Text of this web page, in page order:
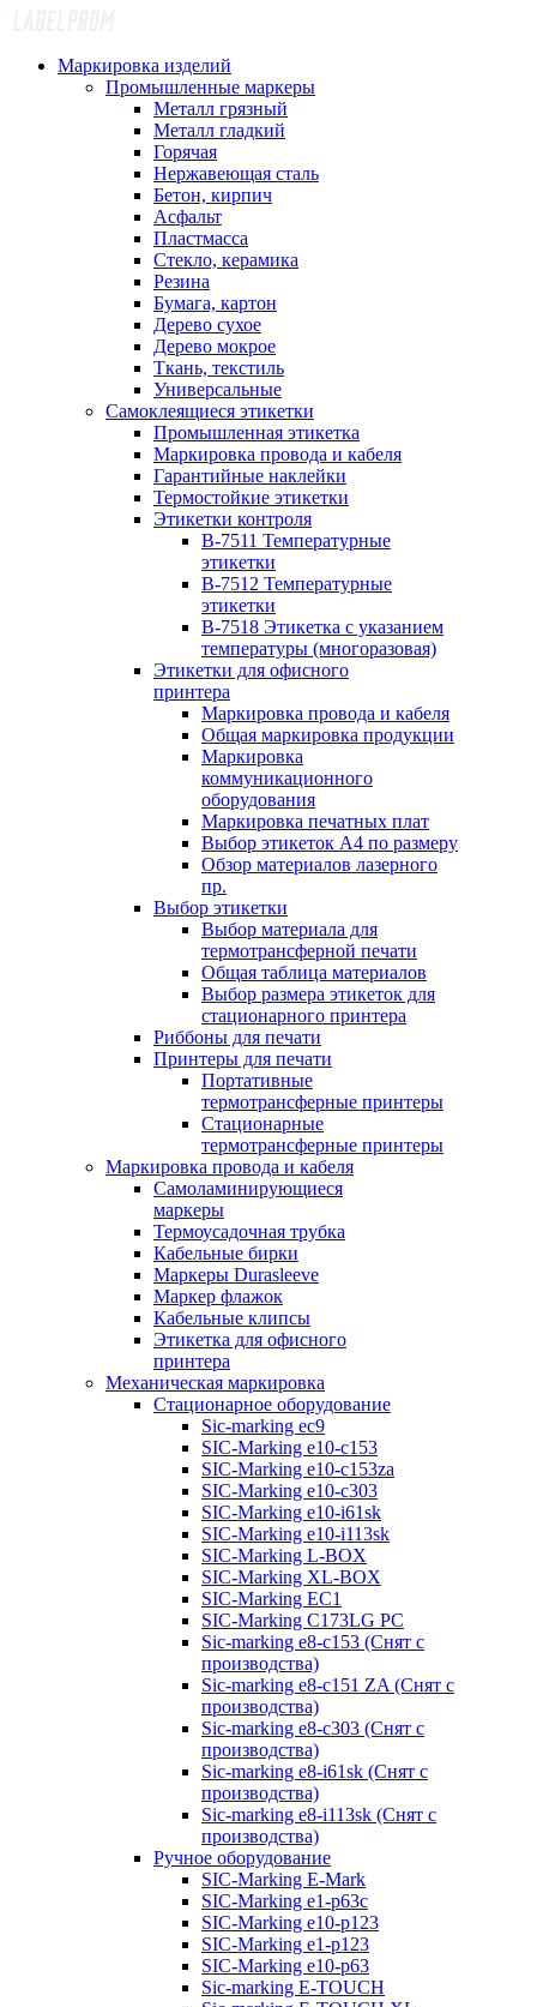
Маркировка изделий
Промышленные маркеры
Металл грязный
Металл гладкий
Горячая
Нержавеющая сталь
Бетон, кирпич
Асфальт
Пластмасса
Стекло, керамика
Резина
Бумага, картон
Дерево сухое
Дерево мокрое
Ткань, текстиль
Универсальные
Самоклеящиеся этикетки
Промышленная этикетка
Маркировка провода и кабеля
Гарантийные наклейки
Термостойкие этикетки
Этикетки контроля
B-7511 Температурные
этикетки
B-7512 Температурные
этикетки
B-7518 Этикетка с указанием
температуры (многоразовая)
Этикетки для офисного
принтера
Маркировка провода и кабеля
Общая маркировка продукции
Маркировка
коммуникационного
оборудования
Маркировка печатных плат
Выбор этикеток А4 по размеру
Обзор материалов лазерного
пр.
Выбор этикетки
Выбор материала для
термотрансферной печати
Общая таблица материалов
Выбор размера этикеток для
стационарного принтера
Риббоны для печати
Принтеры для печати
Портативные
термотрансферные принтеры
Стационарные
термотрансферные принтеры
Маркировка провода и кабеля
Самоламинирующиеся
маркеры
Термоусадочная трубка
Кабельные бирки
Маркеры Durasleeve
Маркер флажок
Кабельные клипсы
Этикетка для офисного
принтера
Механическая маркировка
Стационарное оборудование
Sic-marking ec9
SIC-Marking e10-c153
SIC-Marking e10-c153za
SIC-Marking e10-c303
SIC-Marking e10-i61sk
SIC-Marking e10-i113sk
SIC-Marking L-BOX
SIC-Marking XL-BOX
SIC-Marking EC1
SIC-Marking C173LG PC
Sic-marking e8-c153 (Снят с
производства)
Sic-marking e8-c151 ZA (Снят с
производства)
Sic-marking e8-c303 (Снят с
производства)
Sic-marking e8-i61sk (Снят с
производства)
Sic-marking e8-i113sk (Снят с
производства)
Ручное оборудование
SIC-Marking E-Mark
SIC-Marking e1-p63с
SIC-Marking e10-p123
SIC-Marking e1-p123
SIC-Marking e10-p63
Sic-marking E-TOUCH